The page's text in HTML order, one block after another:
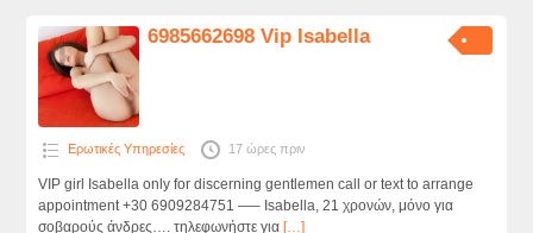
6985662698 Vip Isabella
Ερωτικές Υπηρεσίες 17 ώρες πριν
VIP girl Isabella only for discerning gentlemen call or text to arrange
appointment +30 6909284751 —– Isabella, 21 χρονών, μόνο για
σοβαρούς άνδρες…. τηλεφωνήστε για […]